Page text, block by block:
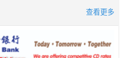
查看更多